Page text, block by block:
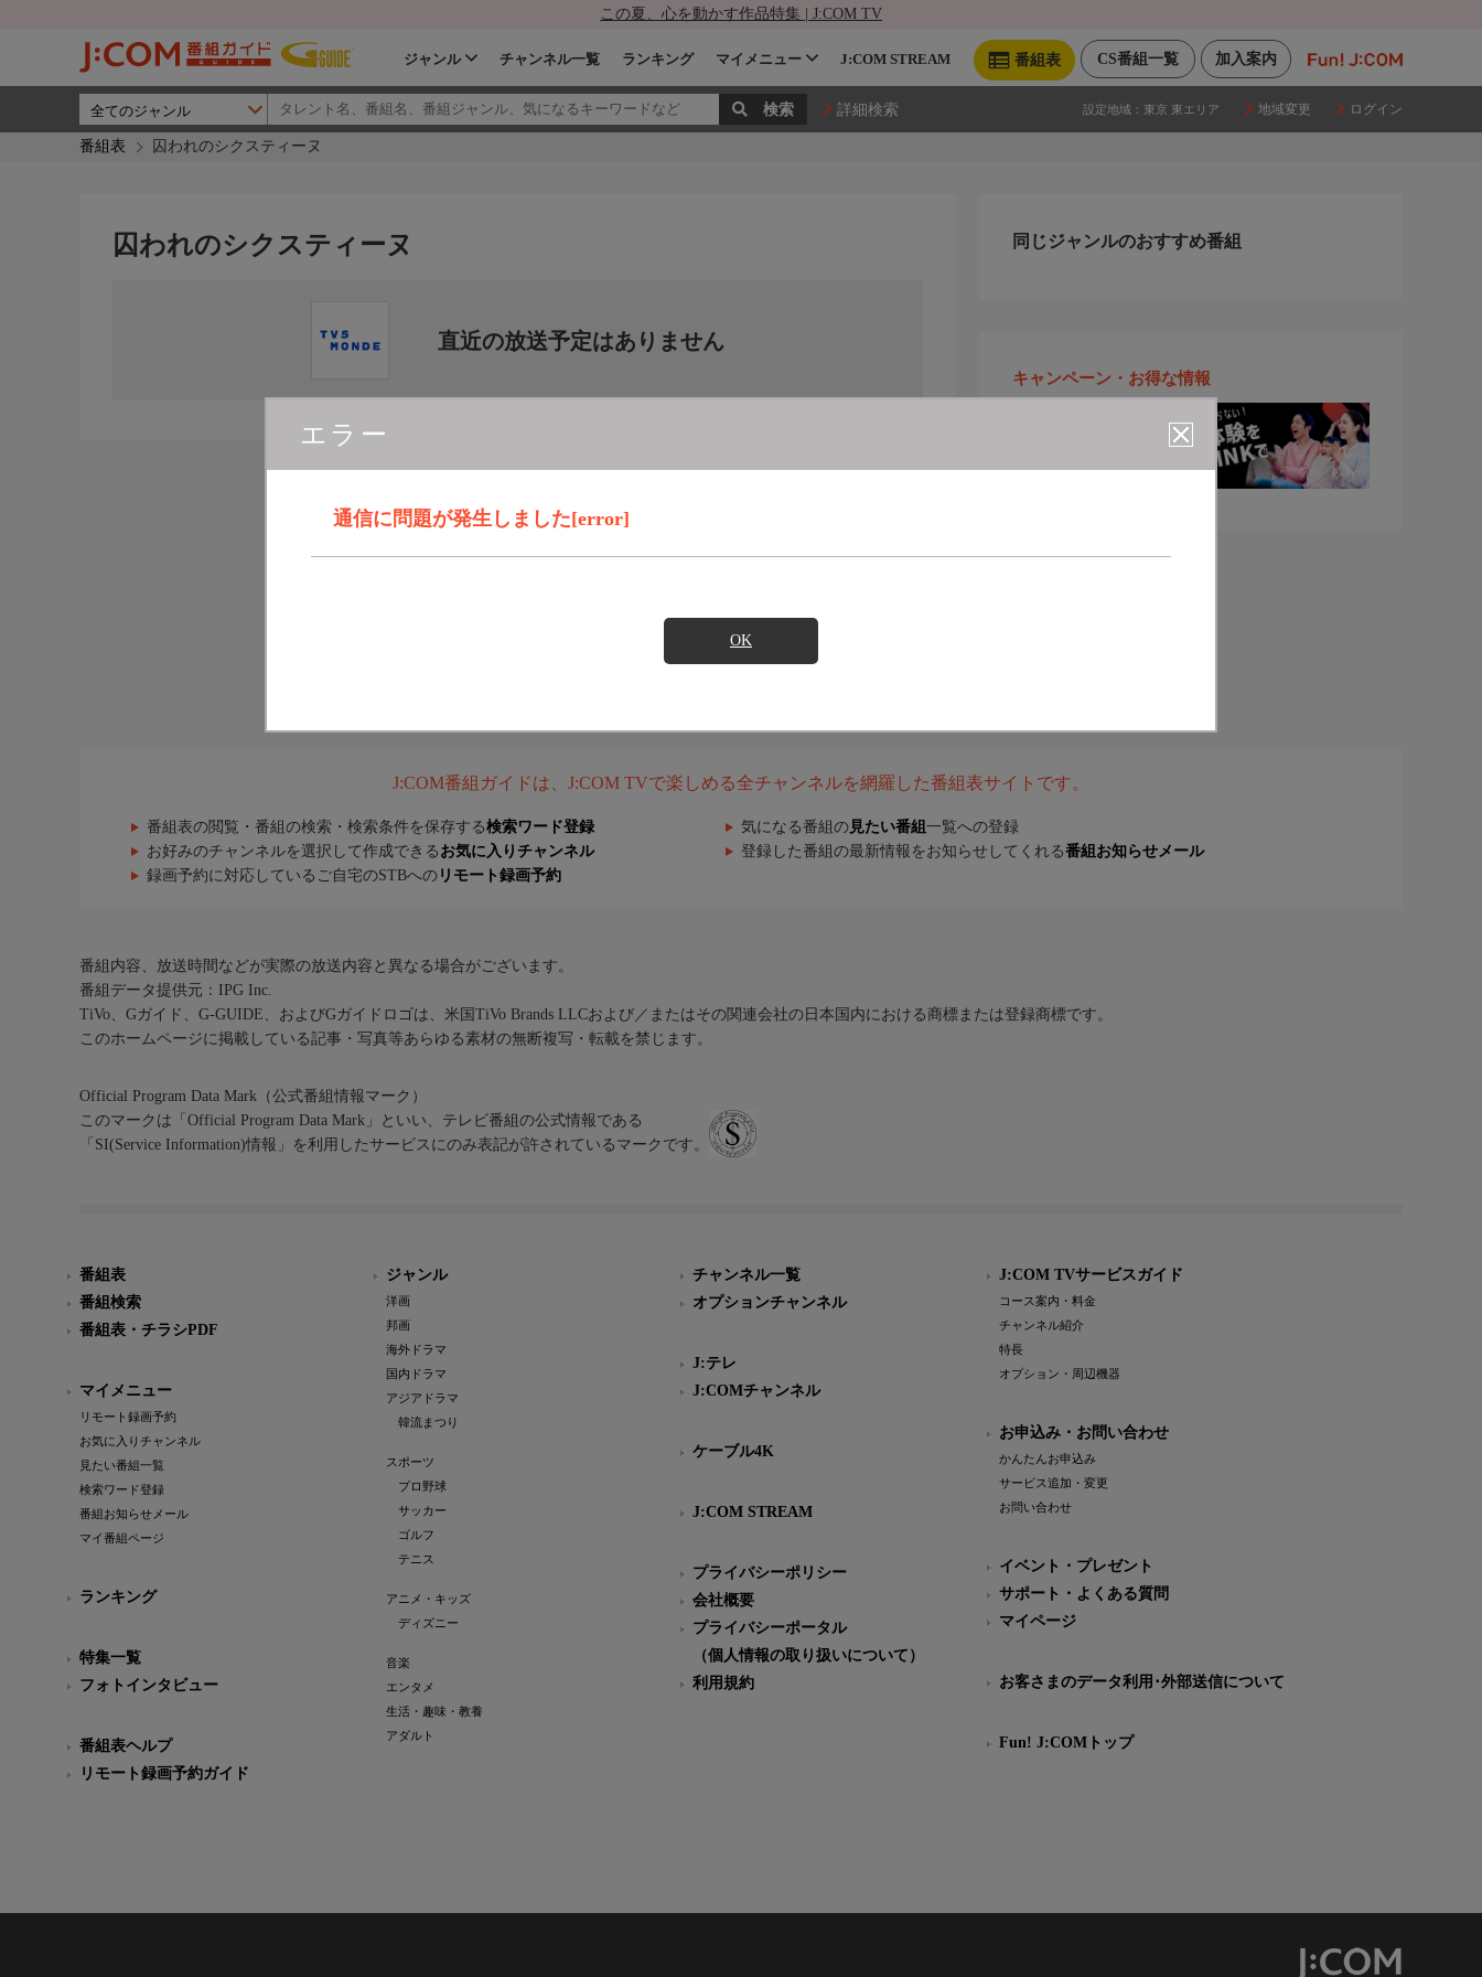
この夏、心を動かす作品特集 | J:COM TV
加入案内
CS番組一覧
番組表
ジャンル チャンネル一覧 ランキング マイメニュー J:COM STREAM
詳細検索 設定地域： 東京 東エリア 地域変更 ログイン
番組表 囚われのシクスティーヌ
エラー
通信に問題が発生しました[error]
OK
囚われのシクスティーヌ
直近の放送予定はありません
同じジャンルのおすすめ番組
キャンペーン・お得な情報
J:COM番組ガイドは、J:COM TVで楽しめる全チャンネルを網羅した番組表サイトです。
番組表の閲覧・番組の検索・検索条件を保存する検索ワード登録 気になる番組の 見たい番組 一覧への登録
お好みのチャンネルを選択して作成できる お気に入りチャンネル 登録した番組の最新情報をお知らせしてくれる番組お知らせメール
録画予約に対応しているご自宅のSTBへの リモート録画予約
番組内容、放送時間などが実際の放送内容と異なる場合がございます。
番組データ提供元：IPG Inc.
TiVo、Gガイド、G-GUIDE、およびGガイドロゴは、米国TiVo Brands LLCおよび／またはその関連会社の日本国内における商標または登録商標です。
このホームページに掲載している記事・写真等あらゆる素材の無断複写・転載を禁じます。
Official Program Data Mark（公式番組情報マーク）
このマークは「Official Program Data Mark」といい、テレビ番組の公式情報である
「SI(Service Information)情報」を利用したサービスにのみ表記が許されているマークです。
番組表
番組検索
番組表・チラシPDF
マイメニュー
リモート録画予約
お気に入りチャンネル
見たい番組一覧
検索ワード登録
番組お知らせメール
マイ番組ページ
ランキング
特集一覧
フォトインタビュー
番組表ヘルプ
リモート録画予約ガイド
ジャンル
洋画
邦画
海外ドラマ
国内ドラマ
アジアドラマ
韓流まつり
スポーツ
プロ野球
サッカー
ゴルフ
テニス
アニメ・キッズ
ディズニー
音楽
エンタメ
生活・趣味・教養
アダルト
チャンネル一覧
オプションチャンネル
J:テレ
J:COMチャンネル
ケーブル4K
J:COM STREAM
プライバシーポリシー
会社概要
プライバシーポータル
（個人情報の取り扱いについて）
利用規約
J:COM TVサービスガイド
コース案内・料金
チャンネル紹介
特長
オプション・周辺機器
お申込み・お問い合わせ
かんたんお申込み
サービス追加・変更
お問い合わせ
イベント・プレゼント
サポート・よくある質問
マイページ
お客さまのデータ利用･外部送信について
Fun! J:COMトップ